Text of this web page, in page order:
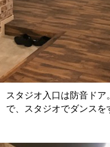
スタジオ入口は防音ド
で、スタジオでダンスを